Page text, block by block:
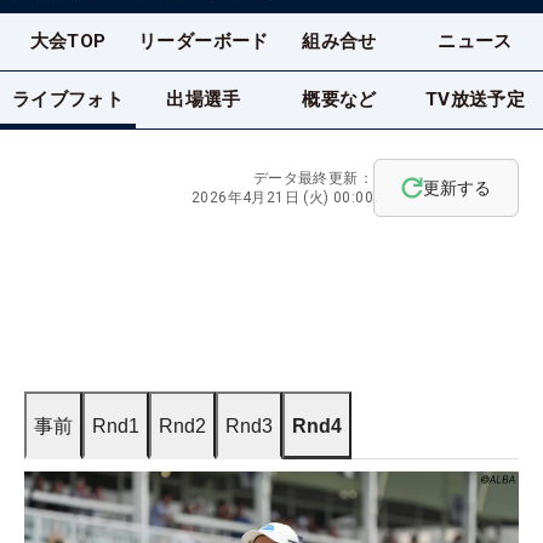
大会TOP リーダーボード 組み合せ ニュース
ライブフォト 出場選手 概要など TV放送予定
データ最終更新：
2026年4月21日 (火) 00:00
更新する
事前 Rnd1 Rnd2 Rnd3 Rnd4